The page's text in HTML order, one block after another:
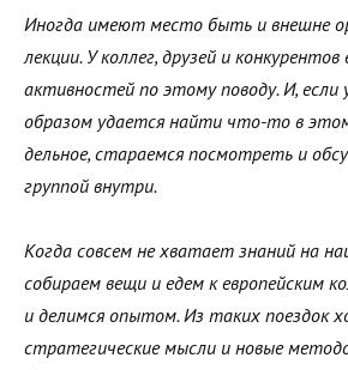
Иногда имеют место быть и внешне
лекции. У коллег, друзей и
активностей по этому поводу. И, если
образом удается найти что-то в
дельное, стараемся посмотреть и
группой внутри.
Когда совсем не хватает знаний на
собираем вещи и едем к европейским
и делимся опытом. Из таких поездок
стратегические мысли и новые